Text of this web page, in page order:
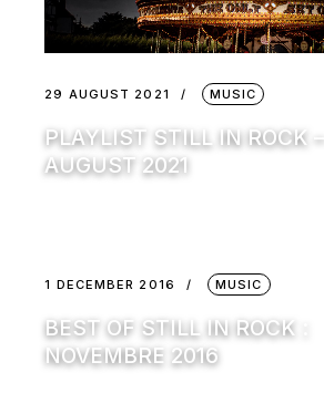
29 AUGUST 2021 MUSIC
PLAYLIST STILL IN ROCK –
AUGUST 2021
1 DECEMBER 2016 MUSIC
BEST OF STILL IN ROCK :
NOVEMBRE 2016